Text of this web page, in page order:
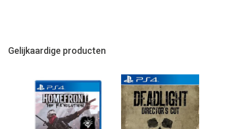
Gelijkaardige producten